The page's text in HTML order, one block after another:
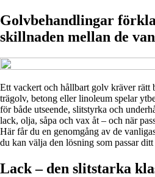
Golvbehandlingar
skillnaden mellan de
Ett vackert och hållbart golv kräver rätt
trägolv, betong eller linoleum spelar
för både utseende, slitstyrka och
lack, olja, såpa och vax åt – och när
Här får du en genomgång av de
du kan välja den lösning som passar
Lack – den slitstarka